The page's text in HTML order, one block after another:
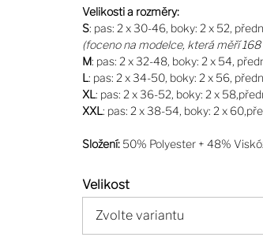
Velikosti a rozměry:
S: pas: 2 x 30-46, boky: 2 x 52,
(foceno na modelce, která měří
M: pas: 2 x 32-48, boky: 2 x 54,
L: pas: 2 x 34-50, boky: 2 x 56,
XL: pas: 2 x 36-52, boky: 2 x
XXL: pas: 2 x 38-54, boky: 2 x
Složení: 50% Polyester + 48%
Velikost